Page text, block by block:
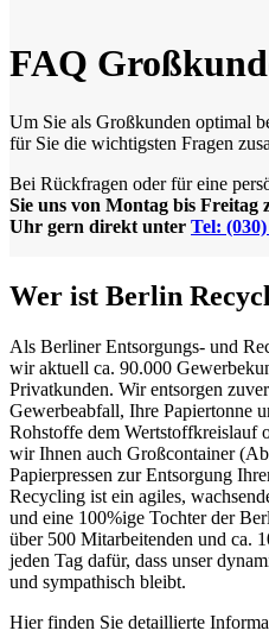
FAQ
Um Sie als Großkunden optimal
für Sie die wichtigsten Fragen
Bei Rückfragen oder für eine
Sie uns von Montag bis Freitag
Uhr gern direkt unter Tel:
Wer ist Berlin
Als Berliner Entsorgungs- und
wir aktuell ca. 90.000
Privatkunden. Wir entsorgen
Gewerbeabfall, Ihre Papiertonne
Rohstoffe dem Wertstoffkreislauf
wir Ihnen auch Großcontainer
Papierpressen zur Entsorgung
Recycling ist ein agiles,
und eine 100%ige Tochter der
über 500 Mitarbeitenden und ca.
jeden Tag dafür, dass unser
und sympathisch bleibt.
Hier finden Sie detaillierte